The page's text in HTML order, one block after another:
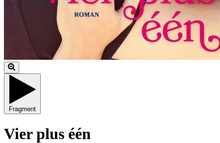
Fragment
Vier plus één